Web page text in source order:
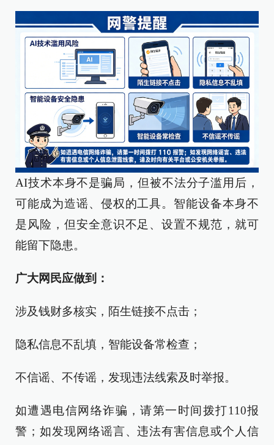
AI技术本身不是骗局，但被不法分子滥用后，
可能成为造谣、侵权的工具。智能设备本身不
是风险，但安全意识不足、设置不规范，就可
能留下隐患。
广大网民应做到：
涉及钱财多核实，陌生链接不点击；
隐私信息不乱填，智能设备常检查；
不信谣、不传谣，发现违法线索及时举报。
如遭遇电信网络诈骗，请第一时间拨打110报
警；如发现网络谣言、违法有害信息或个人信